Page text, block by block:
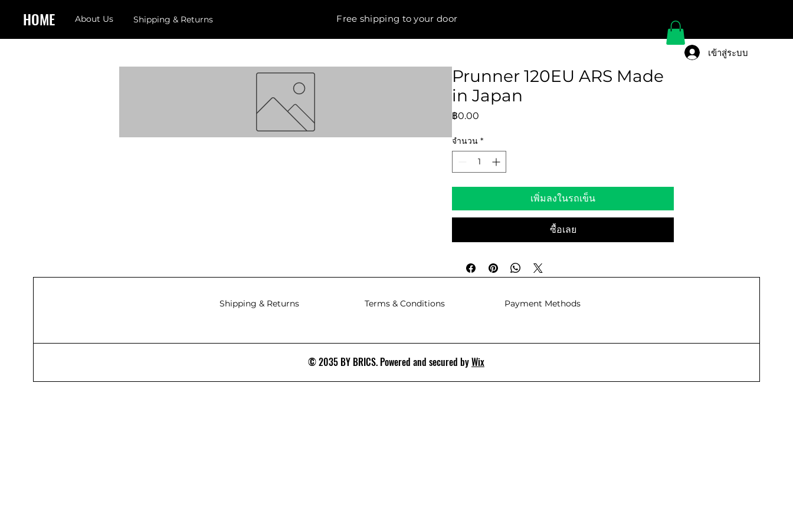
HOME About Us Shipping & Returns Free shipping to your door
เข้าสู่ระบบ
Prunner 120EU ARS Made
in Japan
฿0.00
จำนวน *
เพิ่มลงในรถเข็น
ซื้อเลย
Shipping & Returns Terms & Conditions Payment Methods
© 2035 BY BRICS. Powered and secured byWix